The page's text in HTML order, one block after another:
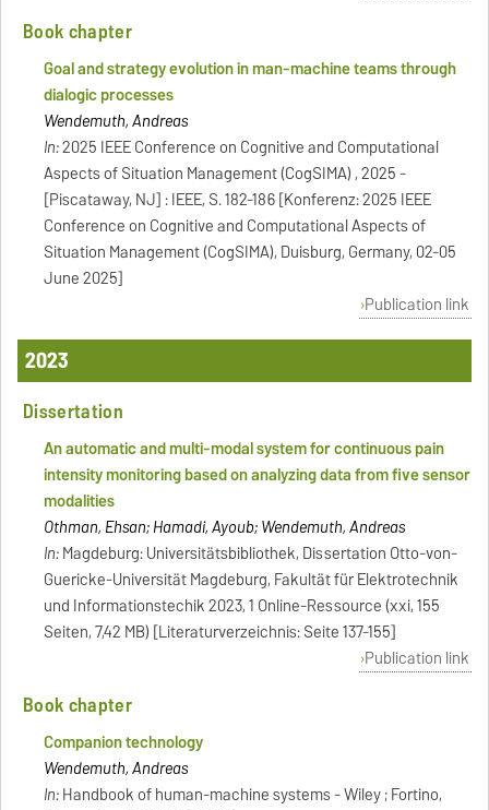
Book chapter
Goal and strategy evolution in man-machine teams through
dialogic processes
Wendemuth, Andreas
In:2025 IEEE Conference on Cognitive and Computational
Aspects of Situation Management (CogSIMA) , 2025 -
[Piscataway, NJ] : IEEE, S. 182-186 [Konferenz: 2025 IEEE
Conference on Cognitive and Computational Aspects of
Situation Management (CogSIMA), Duisburg, Germany, 02-05
June 2025]
Publication link
2023
Dissertation
An automatic and multi-modal system for continuous pain
intensity monitoring based on analyzing data from five sensor
modalities
Othman, Ehsan; Hamadi, Ayoub; Wendemuth, Andreas
In:Magdeburg: Universitätsbibliothek, Dissertation Otto-von-
Guericke-Universität Magdeburg, Fakultät für Elektrotechnik
und Informationstechik 2023, 1 Online-Ressource (xxi, 155
Seiten, 7,42 MB) [Literaturverzeichnis: Seite 137-155]
Publication link
Book chapter
Companion technology
Wendemuth, Andreas
In:Handbook of human-machine systems - Wiley ; Fortino,